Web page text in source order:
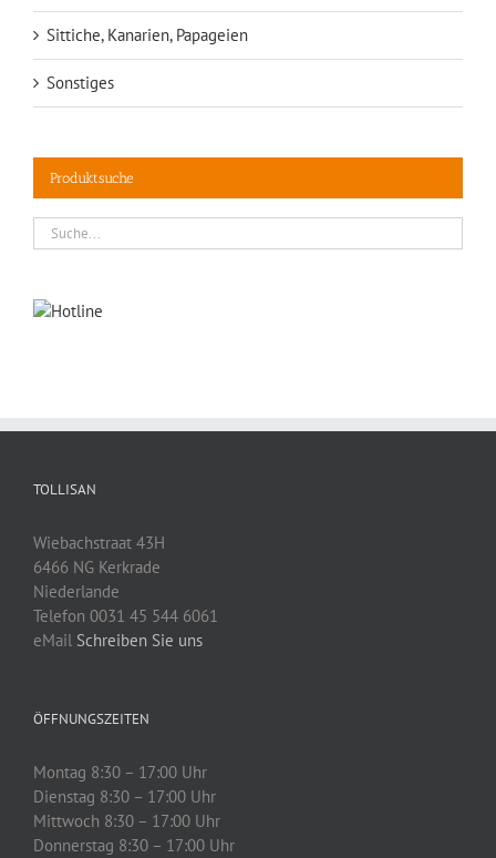
Sittiche, Kanarien, Papageien
Sonstiges
Produktsuche
TOLLISAN
Wiebachstraat 43H
6466 NG Kerkrade
Niederlande
Telefon 0031 45 544 6061
eMail Schreiben Sie uns
ÖFFNUNGSZEITEN
Montag 8:30 – 17:00 Uhr
Dienstag 8:30 – 17:00 Uhr
Mittwoch 8:30 – 17:00 Uhr
Donnerstag 8:30 – 17:00 Uhr